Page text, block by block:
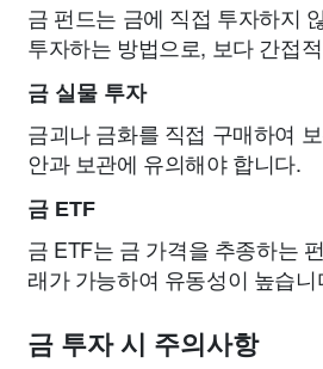
금 펀드는 금에 직접 투자하지
투자하는 방법으로, 보다 간접
금 실물 투자
금괴나 금화를 직접 구매하여
안과 보관에 유의해야 합니다.
금 ETF
금 ETF는 금 가격을 추종하는
래가 가능하여 유동성이 높습니
금 투자 시 주의사항